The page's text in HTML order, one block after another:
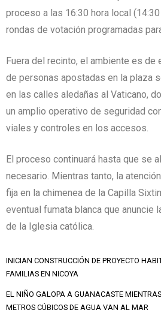
proceso a las 16:30 hora local
rondas de votación programadas
Fuera del recinto, el ambiente es de
de personas apostadas en la plaza
en las calles aledañas al Vaticano,
un amplio operativo de seguridad
viales y controles en los accesos.
El proceso continuará hasta que se
necesario. Mientras tanto, la
fija en la chimenea de la Capilla
eventual fumata blanca que anuncie
de la Iglesia católica.
INICIAN CONSTRUCCIÓN DE PROYECTO
FAMILIAS EN NICOYA
EL NIÑO GALOPA A GUANACASTE
METROS CÚBICOS DE AGUA VAN AL MAR